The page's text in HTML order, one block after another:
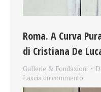
Roma. A Curva
di Cristiana De
Gallerie & Fondazioni
Lascia un commento